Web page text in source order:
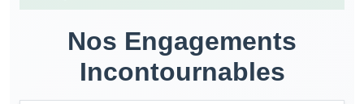
Nos Engagements
Incontournables